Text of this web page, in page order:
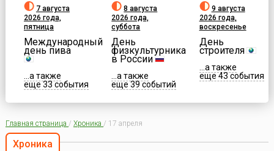
7 августа
2026 года,
пятница
Международный
день пива
...а также
еще 33 события
8 августа
2026 года,
суббота
День
физкультурника
в России
...а также
еще 39 событий
9 августа
2026 года,
воскресенье
День
строителя
...а также
еще 43 события
Главная страница / Хроника / 17 апреля
Хроника